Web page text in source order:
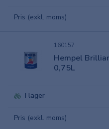
Pris (exkl. moms)
160157
Hempel
0,75L
I lager
Pris (exkl. moms)